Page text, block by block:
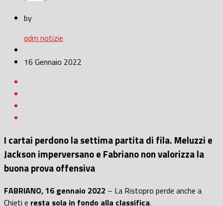
by
qdm notizie
16 Gennaio 2022
I cartai perdono la settima partita di fila. Meluzzi e
Jackson imperversano e Fabriano non valorizza la
buona prova offensiva
FABRIANO, 16 gennaio 2022 – La Ristopro perde anche a
Chieti e resta sola in fondo alla classifica.